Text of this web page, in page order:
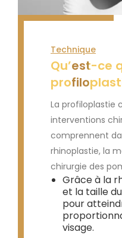
Technique
Qu’est-ce
La profiloplastie
interventions
comprennent
rhinoplastie, la
chirurgie des
Grâce à la
et la taille
pour
visage.